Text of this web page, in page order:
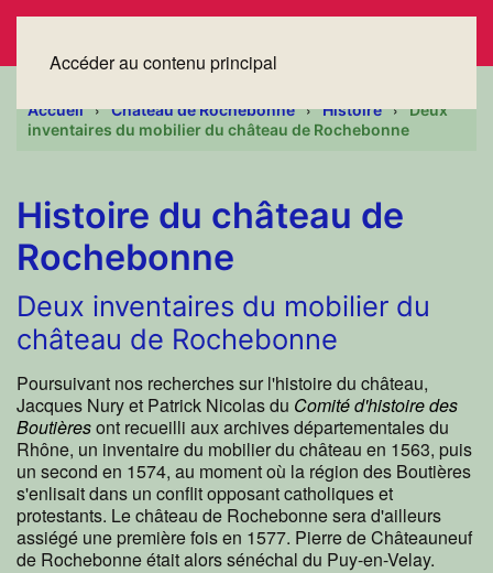
Accéder au contenu principal
Accueil Château de Rochebonne Histoire
Deux
inventaires du mobilier du château de Rochebonne
Histoire du château de
Rochebonne
Deux inventaires du mobilier du
château de Rochebonne
Poursuivant nos recherches sur l'histoire du château,
Jacques Nury et Patrick Nicolas du Comité d'histoire des
Boutièresont recueilli aux archives départementales du
Rhône, un inventaire du mobilier du château en 1563, puis
un second en 1574, au moment où la région des Boutières
s'enlisait dans un conflit opposant catholiques et
protestants. Le château de Rochebonne sera d'ailleurs
assiégé une première fois en 1577. Pierre de Châteauneuf
de Rochebonne était alors sénéchal du Puy-en-Velay.